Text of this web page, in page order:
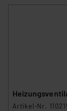
Artikel-Nr.